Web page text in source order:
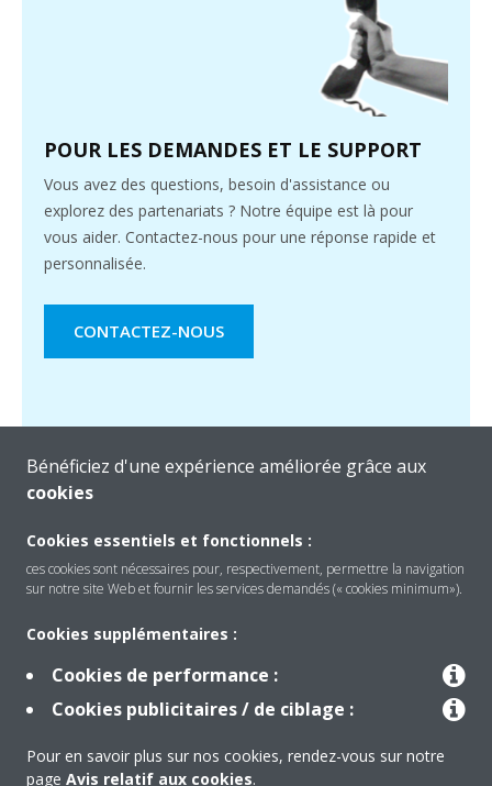
POUR LES DEMANDES ET LE SUPPORT
Vous avez des questions, besoin d'assistance ou
explorez des partenariats ? Notre équipe est là pour
vous aider. Contactez-nous pour une réponse rapide et
personnalisée.
CONTACTEZ-NOUS
À propos de Daikin
Bénéficiez d'une expérience améliorée grâce aux
cookies
Cookies essentiels et fonctionnels :
ces cookies sont nécessaires pour, respectivement, permettre la navigation
sur notre site Web et fournir les services demandés (« cookies minimum»).
Cookies supplémentaires :
Cookies de performance :
Cookies publicitaires / de ciblage :
Pour en savoir plus sur nos cookies, rendez-vous sur notre
page Avis relatif aux cookies.